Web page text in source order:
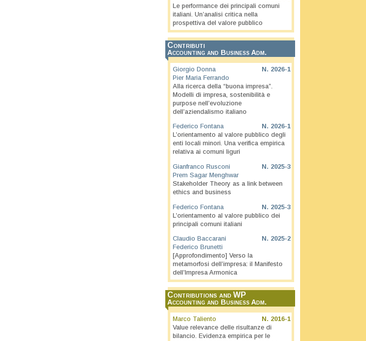
Le performance dei principali comuni
italiani. Un’analisi critica nella
prospettiva del valore pubblico
Contributi
Accounting and Business Adm.
N. 2026-1
Giorgio Donna
Pier Maria Ferrando
Alla ricerca della “buona impresa”.
Modelli di impresa, sostenibilità e
purpose nell’evoluzione
dell’aziendalismo italiano
N. 2026-1
Federico Fontana
L’orientamento al valore pubblico degli
enti locali minori. Una verifica empirica
relativa ai comuni liguri
N. 2025-3
Gianfranco Rusconi
Prem Sagar Menghwar
Stakeholder Theory as a link between
ethics and business
N. 2025-3
Federico Fontana
L’orientamento al valore pubblico dei
principali comuni italiani
N. 2025-2
Claudio Baccarani
Federico Brunetti
[Approfondimento] Verso la
metamorfosi dell’impresa: il Manifesto
dell’Impresa Armonica
Contributions and WP
Accounting and Business Adm.
N. 2016-1
Marco Taliento
Value relevance delle risultanze di
bilancio. Evidenza empirica per le